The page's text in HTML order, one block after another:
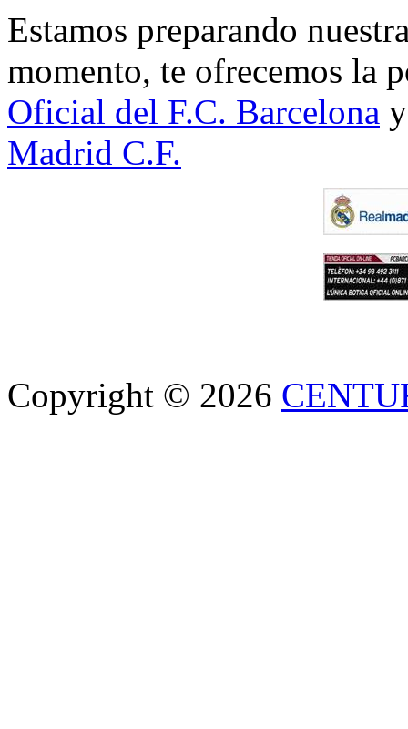
Estamos preparando
momento, te ofrecemos la
Oficial del F.C. Barcelona
Madrid C.F.
Copyright © 2026